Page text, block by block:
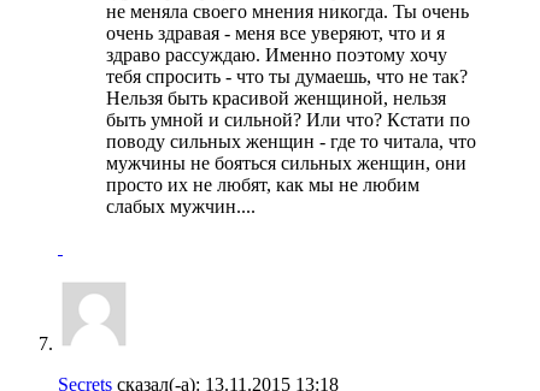
не меняла своего мнения никогда. Ты очень
очень здравая - меня все уверяют, что и я
здраво рассуждаю. Именно поэтому хочу
тебя спросить - что ты думаешь, что не так?
Нельзя быть красивой женщиной, нельзя
быть умной и сильной? Или что? Кстати по
поводу сильных женщин - где то читала, что
мужчины не бояться сильных женщин, они
просто их не любят, как мы не любим
слабых мужчин....
Secrets сказал(-а): 13.11.2015 13:18